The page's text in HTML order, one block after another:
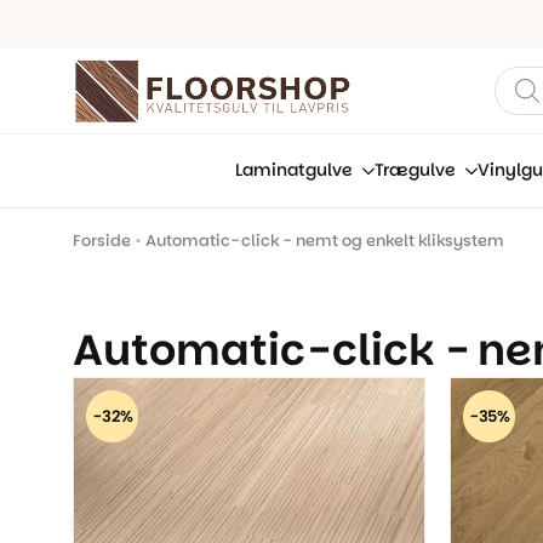
Laminatgulve Trægulve
Forside • Automatic-click - nemt og enkelt kliksystem
Automatic-click -
-32% -35%